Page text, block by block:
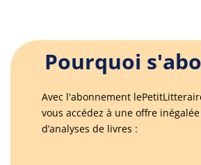
Pourquoi
Avec l'abonnement
vous accédez à une offre inégalée
d’analyses de livres :